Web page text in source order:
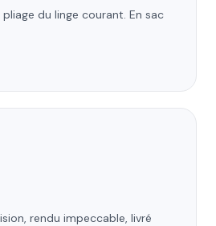
du linge courant. En sac
rendu impeccable, livré